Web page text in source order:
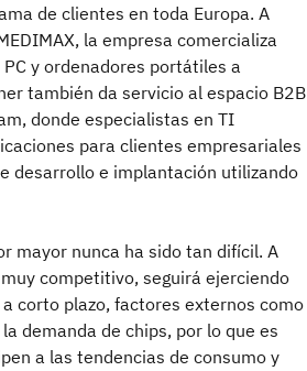
de clientes en toda Europa. A
la empresa comercializa
y ordenadores portátiles a
también da servicio al espacio B2B
donde especialistas en TI
para clientes empresariales
desarrollo e implantación utilizando
mayor nunca ha sido tan difícil. A
competitivo, seguirá ejerciendo
corto plazo, factores externos como
demanda de chips, por lo que es
a las tendencias de consumo y